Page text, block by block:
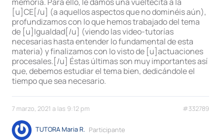
[u]CE[/u] (a aquellos aspectos que no dominéis aún),
profundizamos con lo que hemos trabajado del tema
de [u]Igualdad[/u] (viendo las video-tutorías
necesarias hasta entender lo fundamental de esta
materia) y finalizamos con lo visto de [u]actuaciones
procesales.[/u] Éstas últimas son muy importantes así
que, debemos estudiar el tema bien, dedicándole el
tiempo que sea necesario.
7 marzo, 2021 a las 9:12 pm #332789
TUTORA Maria R. Participante